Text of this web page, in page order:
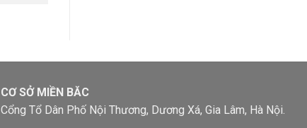
CƠ SỞ MIỀN BĂC
Cổng Tổ Dân Phố Nội Thương, Dương Xá, Gia Lâm, Hà Nội.